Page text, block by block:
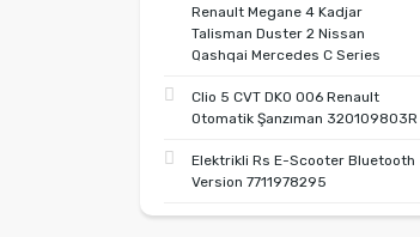
Renault Megane 4 Kadjar
Talisman Duster 2 Nissan
Qashqai Mercedes C Series
Clio 5 CVT DK0 006 Renault
Otomatik Şanzıman 320109803R
Elektrikli Rs E-Scooter Bluetooth
Version 7711978295